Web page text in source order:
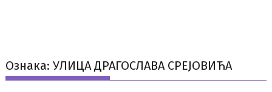
Ознака:УЛИЦА ДРАГОСЛАВА СРЕЈОВИЋА